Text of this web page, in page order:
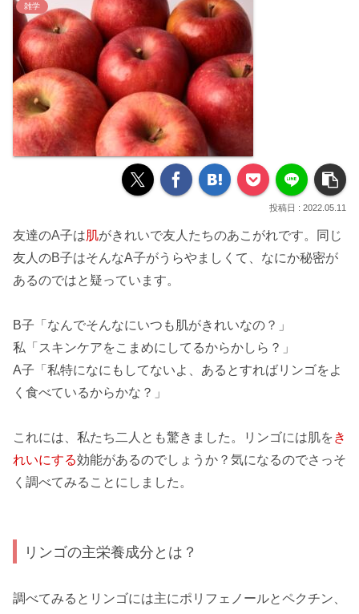
雑学
2022.05.11
友達のA子は肌がきれいで友人たちのあこがれです。同じ
友人のB子はそんなA子がうらやましくて、なにか秘密が
あるのではと疑っています。
B子「なんでそんなにいつも肌がきれいなの？」
私「スキンケアをこまめにしてるからかしら？」
A子「私特になにもしてないよ、あるとすればリンゴをよ
く食べているからかな？」
これには、私たち二人とも驚きました。リンゴには肌をき
れいにする効能があるのでしょうか？気になるのでさっそ
く調べてみることにしました。
リンゴの主栄養成分とは？
調べてみるとリンゴには主にポリフェノールとペクチン、